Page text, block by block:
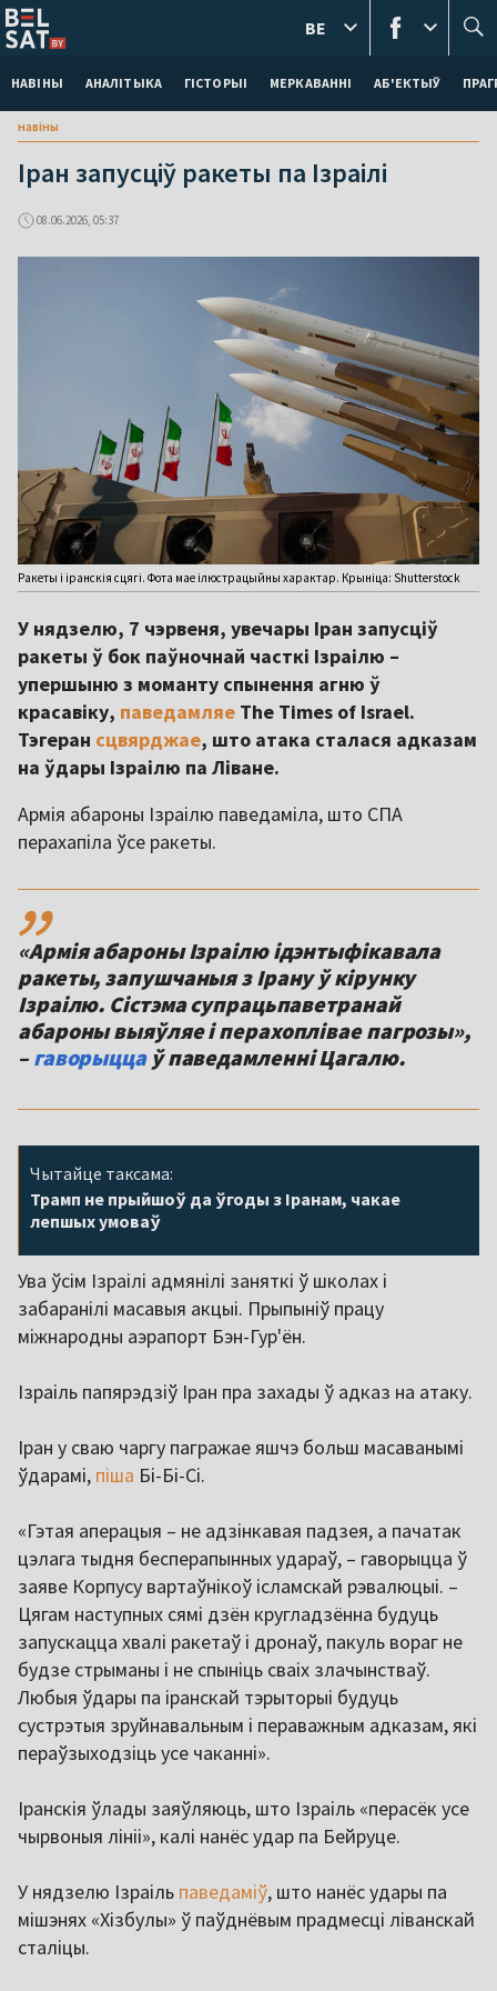
НАВІНЫ АНАЛІТЫКА ГІСТОРЫІ МЕРКАВАННI АБ'ЕКТЫЎ
BE
навіны
Іран запусціў ракеты па Ізраілі
08.06.2026, 05:37
Ракеты і іранскія сцягі. Фота мае ілюстрацыйны характар. Крыніца: Shutterstock
У нядзелю, 7 чэрвеня, увечары Іран запусціў
ракеты ў бок паўночнай часткі Ізраілю –
упершыню з моманту спынення агню ў
красавіку, паведамляе The Times of Israel.
Тэгеран сцвярджае, што атака сталася адказам
на ўдары Ізраілю па Ліване.
Армія абароны Ізраілю паведаміла, што СПА
перахапіла ўсе ракеты.
,,
«Армія абароны Ізраілю ідэнтыфікавала
ракеты, запушчаныя з Ірану ў кірунку
Ізраілю. Сістэма супрацьпаветранай
абароны выяўляе і перахоплівае пагрозы»,
– гаворыццаў паведамленні Цагалю.
Чытайце таксама:
Трамп не прыйшоў да ўгоды з Іранам, чакае
лепшых умоваў
Ува ўсім Ізраілі адмянілі заняткі ў школах і
забаранілі масавыя акцыі. Прыпыніў працу
міжнародны аэрапорт Бэн-Гур'ён.
Ізраіль папярэдзіў Іран пра захады ў адказ на атаку.
Іран у сваю чаргу пагражае яшчэ больш масаванымі
ўдарамі, піша Бі-Бі-Сі.
«Гэтая аперацыя – не адзінкавая падзея, а пачатак
цэлага тыдня бесперапынных удараў, – гаворыцца ў
заяве Корпусу вартаўнікоў ісламскай рэвалюцыі. –
Цягам наступных сямі дзён кругладзённа будуць
запускацца хвалі ракетаў і дронаў, пакуль вораг не
будзе стрыманы і не спыніць сваіх злачынстваў.
Любыя ўдары па іранскай тэрыторыі будуць
сустрэтыя зруйнавальным і пераважным адказам, які
пераўзыходзіць усе чаканні».
Іранскія ўлады заяўляюць, што Ізраіль «перасёк усе
чырвоныя лініі», калі нанёс удар па Бейруце.
У нядзелю Ізраіль паведаміў, што нанёс удары па
мішэнях «Хізбулы» ў паўднёвым прадмесці ліванскай
сталіцы.